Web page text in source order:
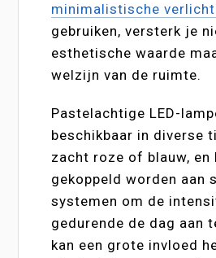
minimalistische
gebruiken, versterk je
esthetische waarde
welzijn van de ruimte.
Pastelachtige LED-
beschikbaar in diverse
zacht roze of blauw, en
gekoppeld worden aan
systemen om de
gedurende de dag aan
kan een grote invloed